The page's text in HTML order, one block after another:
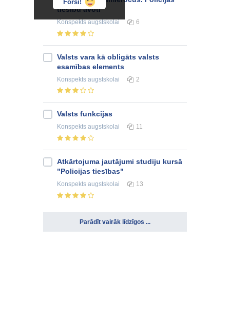
Forši!
tiesību avoti
Konspektsaugstskolai 6
Valsts vara kā obligāts valsts
esamības elements
Konspekts augstskolai 2
Valsts funkcijas
Konspekts augstskolai 11
Atkārtojuma jautājumi studiju kursā
"Policijas tiesības"
Konspekts augstskolai 13
Parādīt vairāk līdzīgos ...